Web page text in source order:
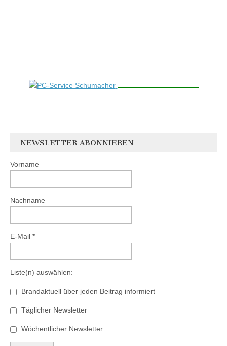
NEWSLETTER ABONNIEREN
Vorname
Nachname
E-Mail *
Liste(n) auswählen:
Brandaktuell über jeden Beitrag informiert
Täglicher Newsletter
Wöchentlicher Newsletter